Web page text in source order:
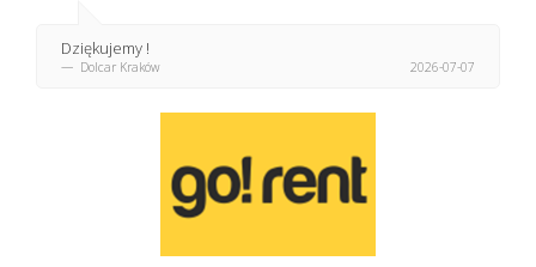
Dziękujemy !
Dolcar Kraków 2026-07-07